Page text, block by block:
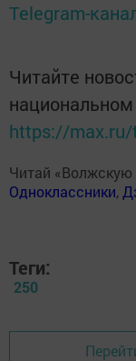
Telegram-
Читайте
https://
Читай «Волжскую
Одноклассники,
Теги:
250